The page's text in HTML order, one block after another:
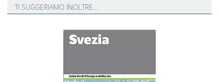
TI SUGGERIAMO INOLTRE...